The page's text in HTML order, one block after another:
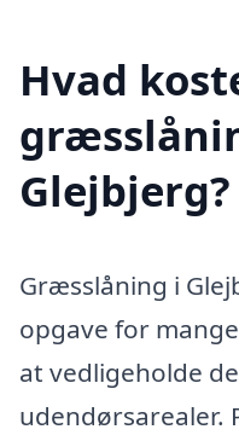
Hvad
Glejbjerg?
Græsslåning i
opgave for
at vedligeholde
udendørsarealer.